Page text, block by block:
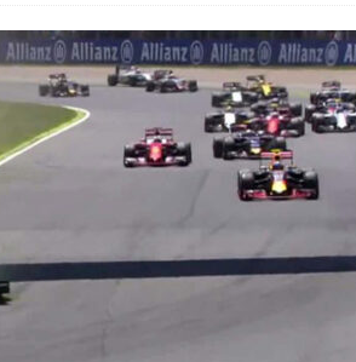
victoria en Silverstone, Russell 2do, Hamilton 3ro.
FORMULA BURGER
desde la Pole el Gran Premio de Austria NOTICIAS
(Y y Z)